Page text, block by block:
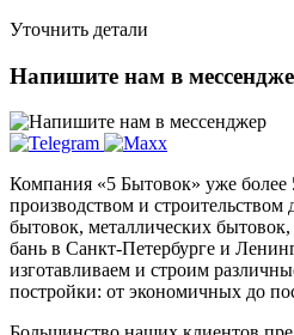
Уточнить детали
Напишите нам в
Компания «5 Бытовок» уже более
производством и
бытовок, металлических
бань в Санкт-Петербурге и
изготавливаем и строим
постройки: от экономичных до